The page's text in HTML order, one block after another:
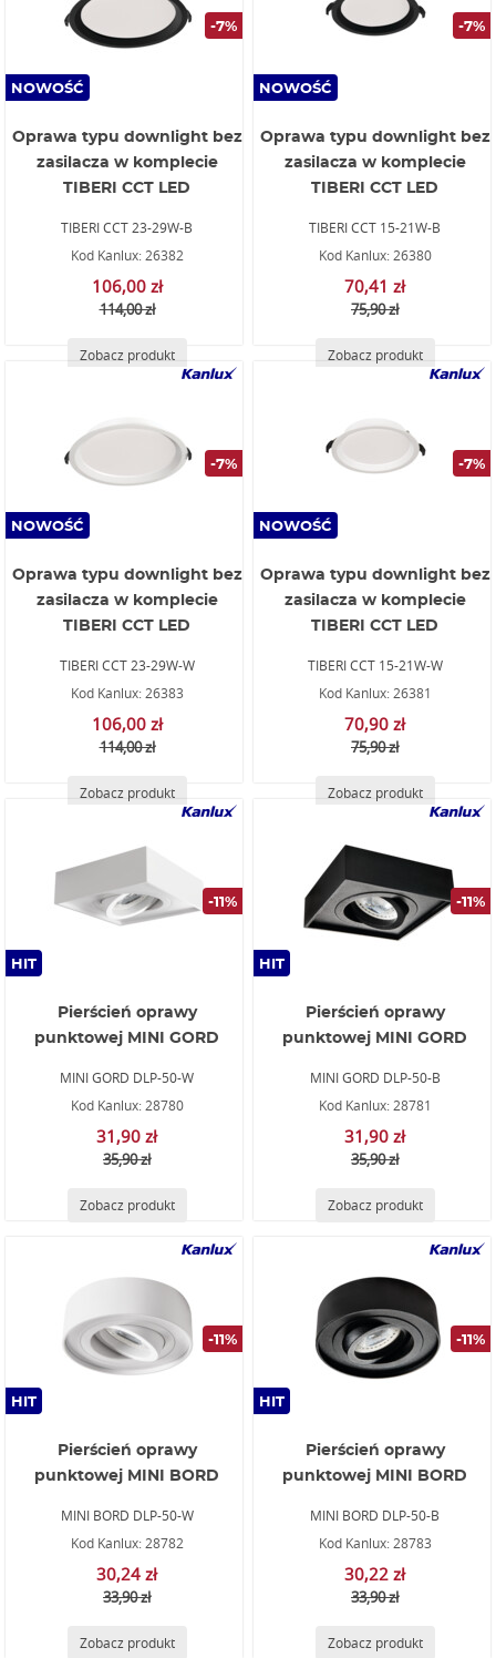
NOWOŚĆ
-7%
Oprawa typu downlight bez
zasilacza w komplecie
TIBERI CCT LED
TIBERI CCT 23-29W-B
Kod Kanlux: 26382
106,00 zł
114,00 zł
Zobacz produkt
NOWOŚĆ
-7%
Oprawa typu downlight bez
zasilacza w komplecie
TIBERI CCT LED
TIBERI CCT 15-21W-B
Kod Kanlux: 26380
70,41 zł
75,90 zł
Zobacz produkt
NOWOŚĆ
-7%
Oprawa typu downlight bez
zasilacza w komplecie
TIBERI CCT LED
TIBERI CCT 23-29W-W
Kod Kanlux: 26383
106,00 zł
114,00 zł
Zobacz produkt
NOWOŚĆ
-7%
Oprawa typu downlight bez
zasilacza w komplecie
TIBERI CCT LED
TIBERI CCT 15-21W-W
Kod Kanlux: 26381
70,90 zł
75,90 zł
Zobacz produkt
HIT
-11%
Pierścień oprawy
punktowej MINI GORD
MINI GORD DLP-50-W
Kod Kanlux: 28780
31,90 zł
35,90 zł
Zobacz produkt
HIT
-11%
Pierścień oprawy
punktowej MINI GORD
MINI GORD DLP-50-B
Kod Kanlux: 28781
31,90 zł
35,90 zł
Zobacz produkt
HIT
-11%
Pierścień oprawy
punktowej MINI BORD
MINI BORD DLP-50-W
Kod Kanlux: 28782
30,24 zł
33,90 zł
Zobacz produkt
HIT
-11%
Pierścień oprawy
punktowej MINI BORD
MINI BORD DLP-50-B
Kod Kanlux: 28783
30,22 zł
33,90 zł
Zobacz produkt